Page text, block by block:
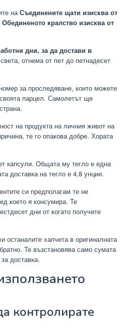
на Съединените щати изисква от
Обединеното кралство изисква от
дни, за да достави в
отнема от пет до петнадесет
за проследяване, които можете
парцел. Самолетът ще
на продукта на личния живот на
те го опакова добре. Хората
капсули. Общата му тегло е една
доставка на тегло е 4,8 унции.
си предполагам те не
което я консумира. Те
дни от когато получите
останалите хапчета в оригиналната
Те възстановява само сумата
доставка.
контролирате